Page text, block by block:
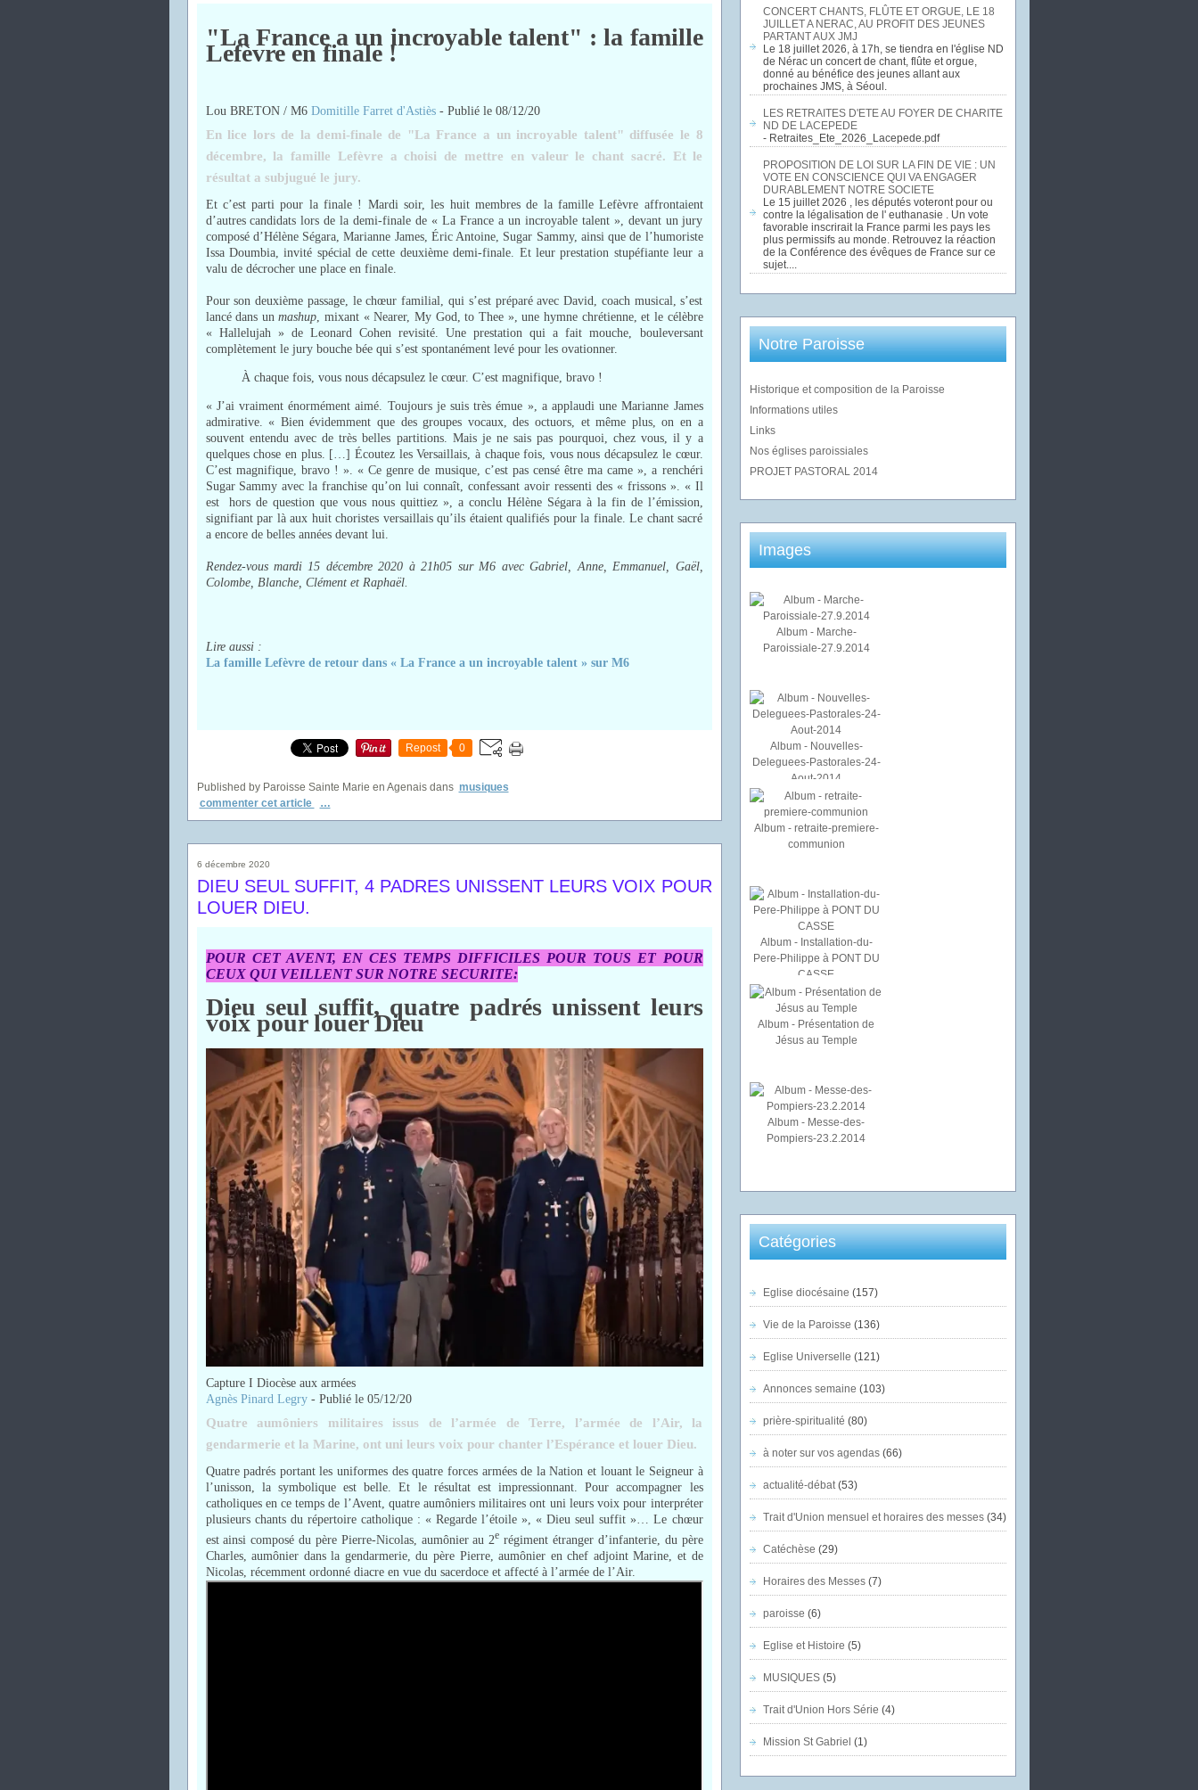
"La France a un incroyable talent" : la famille
Lefèvre en finale !
Lou BRETON / M6 Domitille Farret d'Astiès- Publié le 08/12/20
En lice lors de la demi-finale de "La France a un incroyable talent" diffusée le 8
décembre, la famille Lefèvre a choisi de mettre en valeur le chant sacré. Et le
résultat a subjugué le jury.
Et c’est parti pour la finale ! Mardi soir, les huit membres de la famille Lefèvre affrontaient
d’autres candidats lors de la demi-finale de « La France a un incroyable talent », devant un jury
composé d’Hélène Ségara, Marianne James, Éric Antoine, Sugar Sammy, ainsi que de l’humoriste
Issa Doumbia, invité spécial de cette deuxième demi-finale. Et leur prestation stupéfiante leur a
valu de décrocher une place en finale.
Pour son deuxième passage, le chœur familial, qui s’est préparé avec David, coach musical, s’est
lancé dans unmashup , mixant « Nearer, My God, to Thee », une hymne chrétienne, et le célèbre
« Hallelujah » de Leonard Cohen revisité. Une prestation qui a fait mouche, bouleversant
complètement le jury bouche bée qui s’est spontanément levé pour les ovationner.
À chaque fois, vous nous décapsulez le cœur. C’est magnifique, bravo !
« J’ai vraiment énormément aimé. Toujours je suis très émue », a applaudi une Marianne James
admirative. « Bien évidemment que des groupes vocaux, des octuors, et même plus, on en a
souvent entendu avec de très belles partitions. Mais je ne sais pas pourquoi, chez vous, il y a
quelques chose en plus. […] Écoutez les Versaillais, à chaque fois, vous nous décapsulez le cœur.
C’est magnifique, bravo ! ». « Ce genre de musique, c’est pas censé être ma came », a renchéri
Sugar Sammy avec la franchise qu’on lui connaît, confessant avoir ressenti des « frissons ». « Il
est hors de question que vous nous quittiez », a conclu Hélène Ségara à la fin de l’émission,
signifiant par là aux huit choristes versaillais qu’ils étaient qualifiés pour la finale. Le chant sacré
a encore de belles années devant lui.
Rendez-vous mardi 15 décembre 2020 à 21h05 sur M6 avec Gabriel, Anne, Emmanuel, Gaël,
Colombe, Blanche, Clément et Raphaël.
Lire aussi :
La famille Lefèvre de retour dans « La France a un incroyable talent » sur M6
Repost 0
Published by Paroisse Sainte Marie en Agenais dans musiques
commenter cet article
…
6 décembre 2020
DIEU SEUL SUFFIT, 4 PADRES UNISSENT LEURS VOIX POUR
LOUER DIEU.
POUR CET AVENT, EN CES TEMPS DIFFICILES POUR TOUS ET POUR
CEUX QUI VEILLENT SUR NOTRE SECURITE:
Dieu seul suffit, quatre padrés unissent leurs
voix pour louer Dieu
Capture I Diocèse aux armées
Agnès Pinard Legry- Publié le 05/12/20
Quatre aumôniers militaires issus de l’armée de Terre, l’armée de l’Air, la
gendarmerie et la Marine, ont uni leurs voix pour chanter l’Espérance et louer Dieu.
Quatre padrés portant les uniformes des quatre forces armées de la Nation et louant le Seigneur à
l’unisson, la symbolique est belle. Et le résultat est impressionnant. Pour accompagner les
catholiques en ce temps de l’Avent, quatre aumôniers militaires ont uni leurs voix pour interpréter
plusieurs chants du répertoire catholique : « Regarde l’étoile », « Dieu seul suffit »… Le chœur
est ainsi composé du père Pierre-Nicolas, aumônier au 2e régiment étranger d’infanterie, du père
Charles, aumônier dans la gendarmerie, du père Pierre, aumônier en chef adjoint Marine, et de
Nicolas, récemment ordonné diacre en vue du sacerdoce et affecté à l’armée de l’Air.
CONCERT CHANTS, FLÛTE ET ORGUE, LE 18
JUILLET A NERAC, AU PROFIT DES JEUNES
PARTANT AUX JMJ
Le 18 juillet 2026, à 17h, se tiendra en l'église ND
de Nérac un concert de chant, flûte et orgue,
donné au bénéfice des jeunes allant aux
prochaines JMS, à Séoul.
LES RETRAITES D'ETE AU FOYER DE CHARITE
ND DE LACEPEDE
- Retraites_Ete_2026_Lacepede.pdf
PROPOSITION DE LOI SUR LA FIN DE VIE : UN
VOTE EN CONSCIENCE QUI VA ENGAGER
DURABLEMENT NOTRE SOCIETE
Le 15 juillet 2026 , les députés voteront pour ou
contre la légalisation de l' euthanasie . Un vote
favorable inscrirait la France parmi les pays les
plus permissifs au monde. Retrouvez la réaction
de la Conférence des évêques de France sur ce
sujet....
Notre Paroisse
Historique et composition de la Paroisse
Informations utiles
Links
Nos églises paroissiales
PROJET PASTORAL 2014
Images
Album - Marche-
Paroissiale-27.9.2014
Album - Nouvelles-
Deleguees-Pastorales-24-
Aout-2014
Album - retraite-premiere-
communion
Album - Installation-du-
Pere-Philippe à PONT DU
CASSE
Album - Présentation de
Jésus au Temple
Album - Messe-des-
Pompiers-23.2.2014
Catégories
Eglise diocésaine (157)
Vie de la Paroisse (136)
Eglise Universelle (121)
Annonces semaine (103)
prière-spiritualité (80)
à noter sur vos agendas(66)
actualité-débat(53)
Trait d'Union mensuel et horaires des messes(34)
Catéchèse (29)
Horaires des Messes(7)
paroisse (6)
Eglise et Histoire (5)
MUSIQUES(5)
Trait d'Union Hors Série (4)
Mission St Gabriel (1)